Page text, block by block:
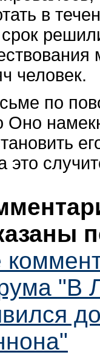
в
срок
человек.
по
Оно
это
"В